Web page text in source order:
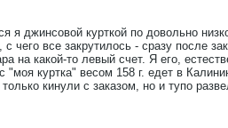
я джинсовой курткой по довольно
все закрутилось - сразу после
на какой-то левый счет. Я его,
куртка" весом 158 г. едет в
кинули с заказом, но и тупо